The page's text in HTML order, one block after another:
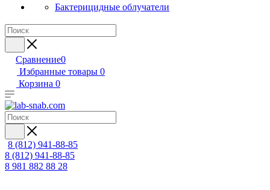
Бактерицидные облучатели
Сравнение0
Избранные товары 0
Корзина 0
8 (812) 941-88-85
8 (812) 941-88-85
8 981 882 88 28